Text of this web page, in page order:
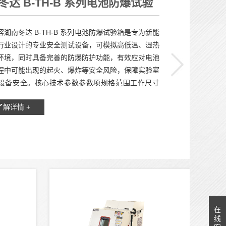
达 B-TH-B 系列电池防爆试验
源电池高低温防爆测试设备
湖南冬达 B-TH-B 系列电池防爆试验箱是专为新能
业设计的专业安全测试设备，可模拟高低温、湿热
境，同时具备完善的防爆防护功能，有效应对电池
中可能出现的起火、爆炸等安全风险，保障实验室
备安全。核心技术参数参数项规格范围工作尺寸
解详情 +
在
线